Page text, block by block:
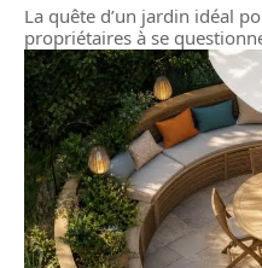
La quête d’un jardin idéal
propriétaires à se